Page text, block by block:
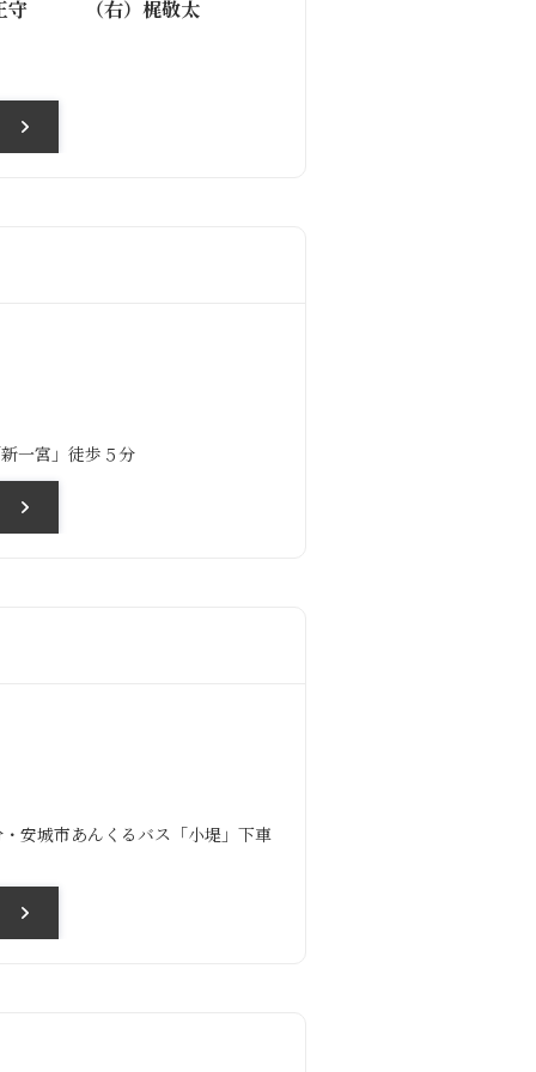
守 （右）梶敬太
一宮」徒歩５分
安城市あんくるバス「小堤」下車